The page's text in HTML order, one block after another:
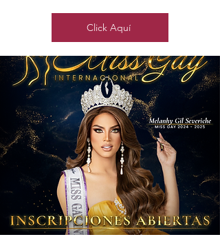
Click Aquí